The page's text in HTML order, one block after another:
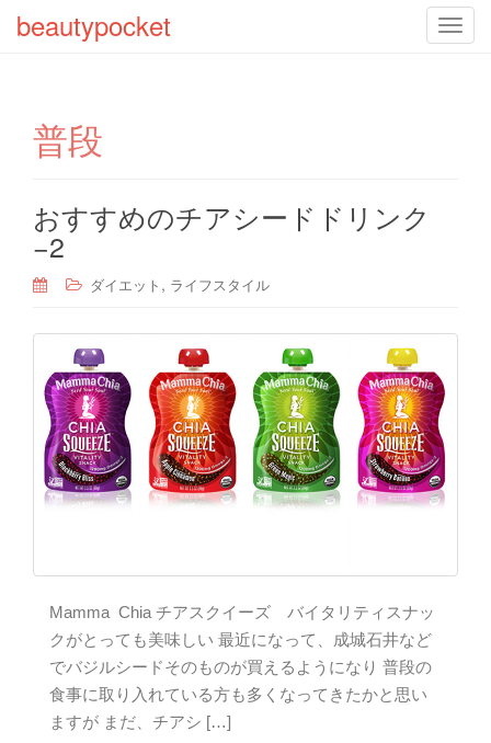
T
t
beautypocket
普段
おすすめのチアシードドリンク
−2
ダイエット , ライフスタイル
Mamma Chia チアスクイーズ バイタリティスナッ
クがとっても美味しい 最近になって、成城石井など
でバジルシードそのものが買えるようになり 普段の
食事に取り入れている方も多くなってきたかと思い
ますが まだ、チアシ […]